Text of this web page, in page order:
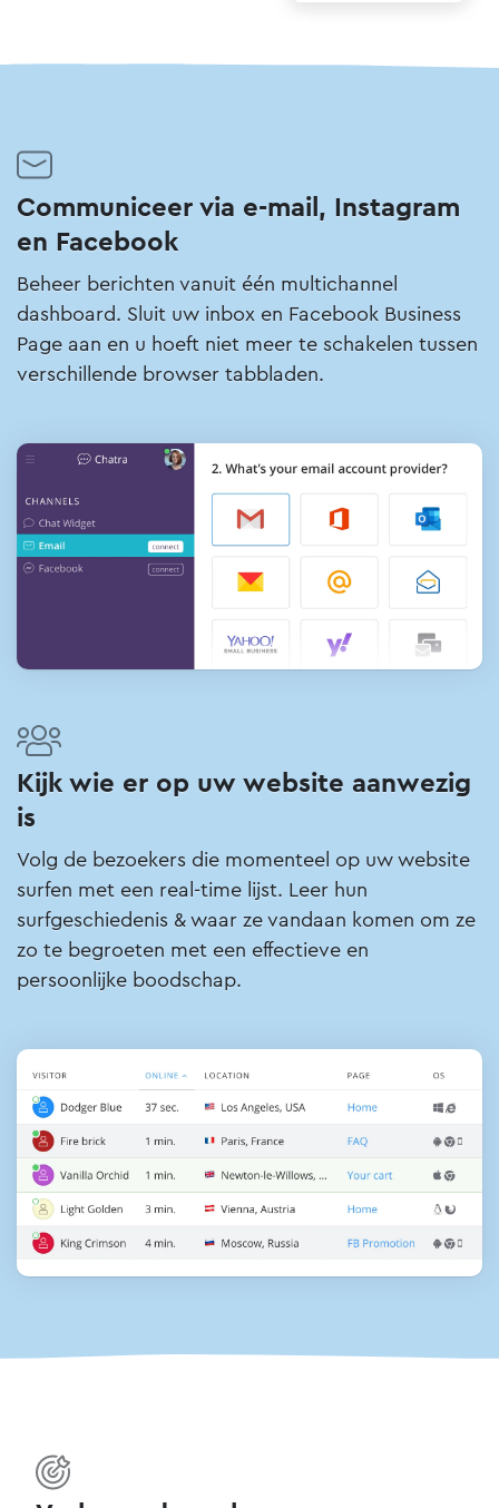
Communiceer via e-mail, Instagram
en Facebook
Beheer berichten vanuit één multichannel
dashboard. Sluit uw inbox en Facebook Business
Page aan en u hoeft niet meer te schakelen tussen
verschillende browser tabbladen.
Kijk wie er op uw website aanwezig
is
Volg de bezoekers die momenteel op uw website
surfen met een real-time lijst. Leer hun
surfgeschiedenis & waar ze vandaan komen om ze
zo te begroeten met een effectieve en
persoonlijke boodschap.